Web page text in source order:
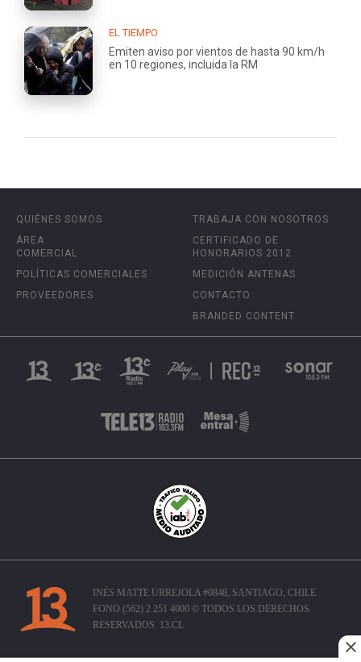
EL TIEMPO
Emiten aviso por vientos de hasta 90 km/h
en 10 regiones, incluida la RM
QUIÉNES SOMOS
ÁREA
COMERCIAL
POLÍTICAS COMERCIALES
PROVEEDORES
TRABAJA CON NOSOTROS
CERTIFICADO DE
HONORARIOS 2012
MEDICIÓN ANTENAS
CONTACTO
BRANDED CONTENT
INÉS MATTE URREJOLA #0848, SANTIAGO, CHILE
FONO (562) 2 251 4000 © TODOS LOS DERECHOS
RESERVADOS. 13.CL